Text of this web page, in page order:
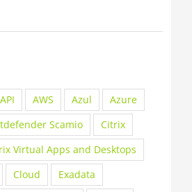
API AWS Azul
Azure
Scamio
Citrix
Virtual Apps and Desktops
Cloud
Exadata